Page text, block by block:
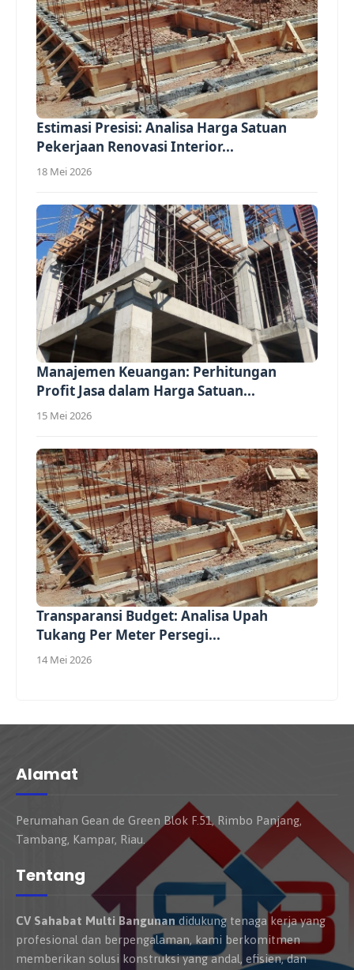
Estimasi Presisi: Analisa Harga Satuan
Pekerjaan Renovasi Interior...
18 Mei 2026
Manajemen Keuangan: Perhitungan
Profit Jasa dalam Harga Satuan...
15 Mei 2026
Transparansi Budget: Analisa Upah
Tukang Per Meter Persegi...
14 Mei 2026
Alamat
Perumahan Gean de Green Blok F.51, Rimbo Panjang,
Tambang, Kampar, Riau.
Tentang
CV Sahabat Multi Bangunan didukung tenaga kerja yang
profesional dan berpengalaman, kami berkomitmen
memberikan solusi konstruksi yang andal, efisien, dan